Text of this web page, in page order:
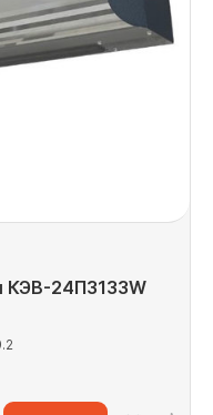
КЭВ-24П3133W